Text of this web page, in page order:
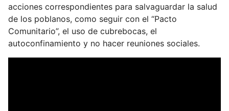
acciones correspondientes para salvaguardar la salud
de los poblanos, como seguir con el “Pacto
Comunitario”, el uso de cubrebocas, el
autoconfinamiento y no hacer reuniones sociales.